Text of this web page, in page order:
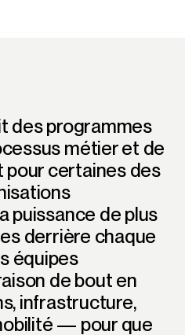
des programmes
métier et de
pour certaines des
puissance de plus
derrière chaque
équipes
de bout en
infrastructure,
— pour que